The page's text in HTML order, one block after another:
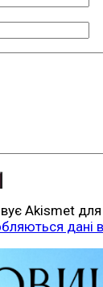
Akismet
дані